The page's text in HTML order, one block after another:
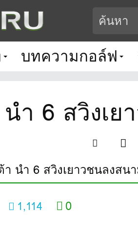
บทความกอล์ฟ
นำ 6 สวิงเ
า นำ 6 สวิงเยาวชนลงส
1,114 0